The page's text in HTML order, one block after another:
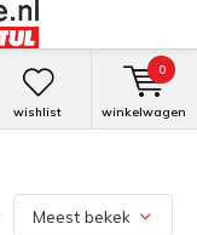
wishlist winkelwagen
0